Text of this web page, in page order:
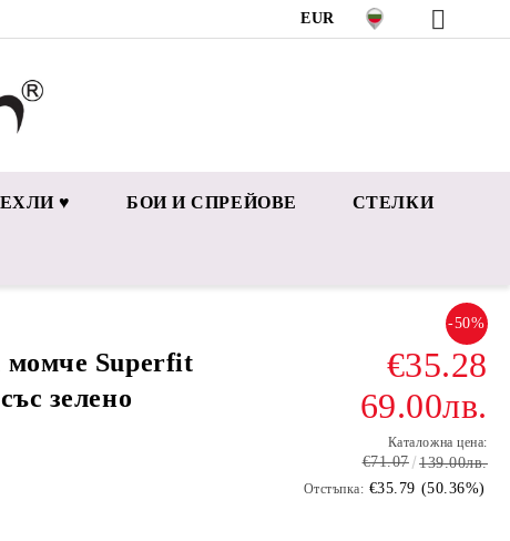
EUR
♥ БОИ И СПРЕЙОВЕ СТЕЛКИ
момче Superfit
зелено
-50%
€35.28
69.00лв.
Каталожна цена:
€71.07 139.00лв.
Отстъпка: €35.79 (50.36%)